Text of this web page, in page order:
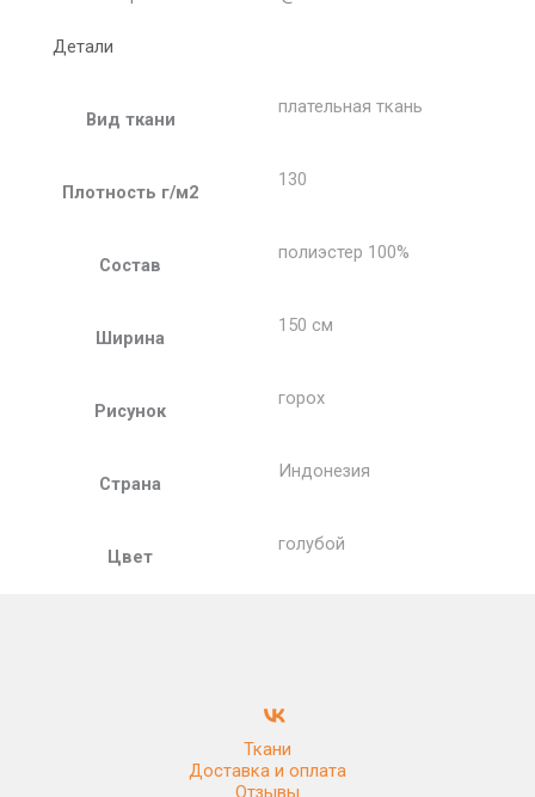
Детали
Вид ткани
плательная ткань
Плотность г/м2
130
Состав
полиэстер 100%
Ширина
150 см
Рисунок
горох
Страна
Индонезия
Цвет
голубой
Ткани
Доставка и оплата
Отзывы